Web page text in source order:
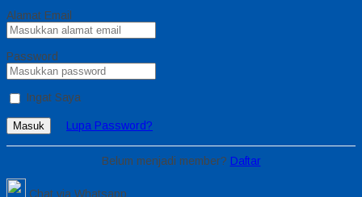
Alamat Email
Password
Ingat Saya
Masuk Lupa Password?
Belum menjadi member? Daftar
Chat via Whatsapp